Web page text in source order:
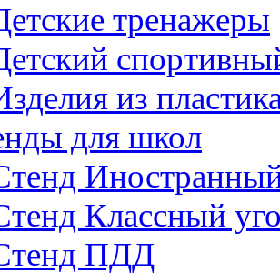
тренажеры
из
для школ
Классный
ПДД